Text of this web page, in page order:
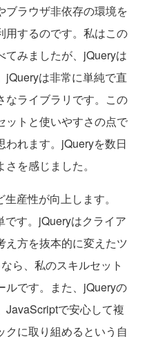
ブラウザ非依存の環境を
用するのです。私はこの
てみましたが、jQueryは
jQueryは非常に単純で直
なライブラリです。この
ットと使いやすさの点で
れます。jQueryを数日
を感じました。
産性が向上します。
す。jQueryはクライア
え方を抜本的に変えたツ
ら、私のスキルセット
ルです。また、jQueryの
JavaScriptで安心して複
に取り組めるという自